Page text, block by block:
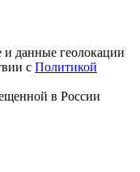
и данные геолокации
с Политикой
в России